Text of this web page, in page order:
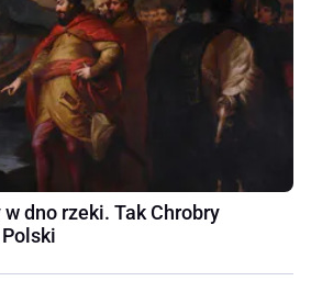
w dno rzeki. Tak Chrobry